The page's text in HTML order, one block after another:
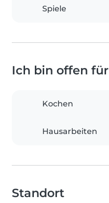
Spiele
Ich bin offen für
Kochen
Hausarbeiten
Standort